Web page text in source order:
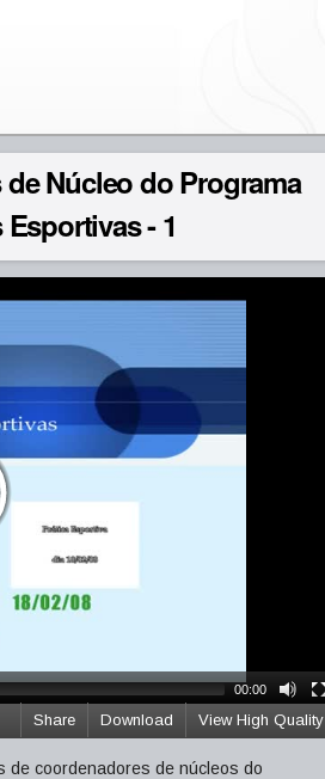
Núcleo do Programa
- 1
00:00
View High Quality
Download
Share
de coordenadores de núcleos do